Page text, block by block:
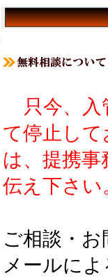
只今、
て停止し
は、提携
伝え下さい
ご相談・
メールに